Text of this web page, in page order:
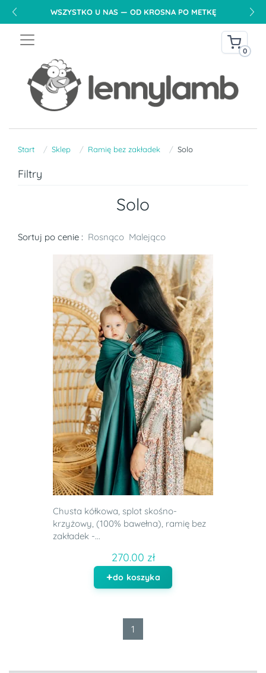
WSZYSTKO U NAS — OD KROSNA PO METKĘ
0
Start Sklep Ramię bez zakładek Solo
Filtry
Solo
Sortuj po cenie : Rosnąco Malejąco
Chusta kółkowa, splot skośno-
krzyżowy, (100% bawełna), ramię bez
zakładek -...
270.00 zł
do koszyka
1